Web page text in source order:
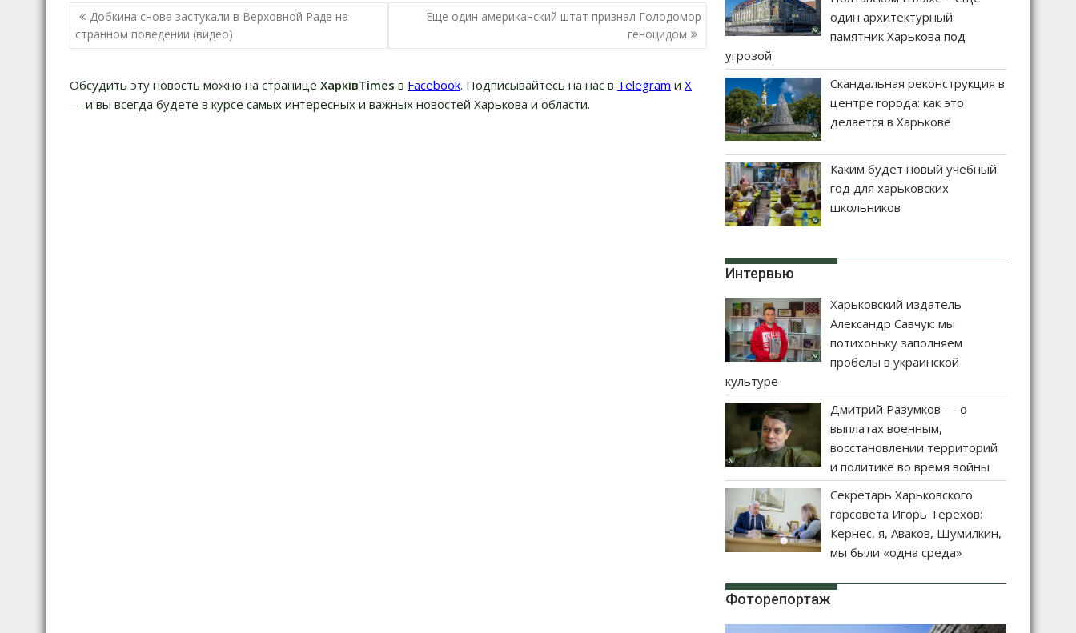
Н
а
и
г
Добкина снова застукали в Верховной Раде на
странном поведении (видео)
Еще один американский штат признал Голодомор
геноцидом
Обсудить эту новость можно на странице ХарківTimes в Facebook. Подписывайтесь на нас в Telegram и Х
— и вы всегда будете в курсе самых интересных и важных новостей Харькова и области.
один архитектурный
памятник Харькова под
угрозой
Скандальная реконструкция в
центре города: как это
делается в Харькове
Каким будет новый учебный
год для харьковских
школьников
Интервью
Харьковский издатель
Александр Савчук: мы
потихоньку заполняем
пробелы в украинской
культуре
Дмитрий Разумков — о
выплатах военным,
восстановлении территорий
и политике во время войны
Секретарь Харьковского
горсовета Игорь Терехов:
Кернес, я, Аваков, Шумилкин,
мы были «одна среда»
Фоторепортаж